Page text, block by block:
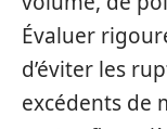
Évaluer
d’éviter les
excédents de